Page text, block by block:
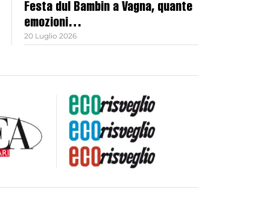
Festa dul Bambin a Vagna, quante
emozioni…
20 Luglio 2026